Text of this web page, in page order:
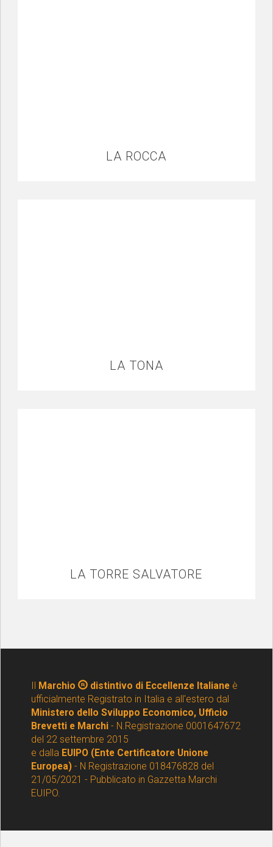
LA ROCCA
LA TONA
LA TORRE SALVATORE
Marchio distintivo di Eccellenze Italianeè
ufficialmente Registrato in Italia e all'estero dal
Ministero dello Sviluppo Economico, Ufficio
Brevetti e Marchi - N.Registrazione 0001647672
del 22 settembre 2015
e dalla EUIPO (Ente Certificatore Unione
Europea) - N Registrazione 018476828 del
21/05/2021 - Pubblicato in Gazzetta Marchi
EUIPO.